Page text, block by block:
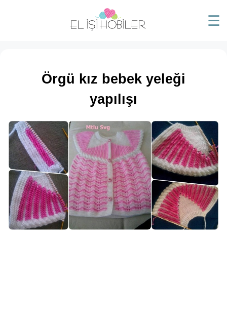
☰
Örgü kız bebek yeleği
yapılışı